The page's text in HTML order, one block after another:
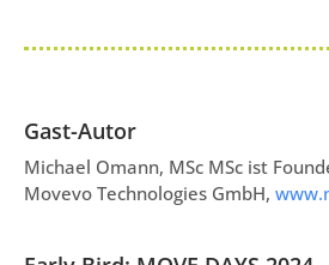
Gast-Autor
Michael Omann, MSc MSc ist
Movevo Technologies GmbH,